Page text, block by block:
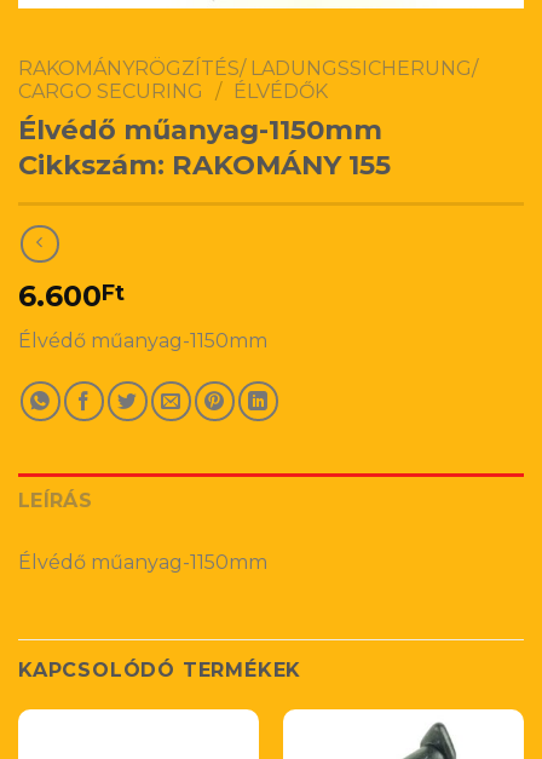
RAKOMÁNYRÖGZÍTÉS/ LADUNGSSICHERUNG/
CARGO SECURING
/ ÉLVÉDŐK
Élvédő műanyag-1150mm
Cikkszám: RAKOMÁNY 155
6.600Ft
Élvédő műanyag-1150mm
LEÍRÁS
Élvédő műanyag-1150mm
KAPCSOLÓDÓ TERMÉKEK